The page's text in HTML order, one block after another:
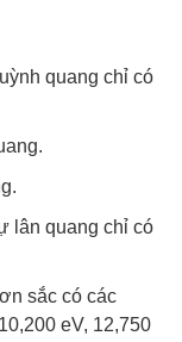
quang chỉ có
lân quang chỉ có
sắc có các
eV, 12,750